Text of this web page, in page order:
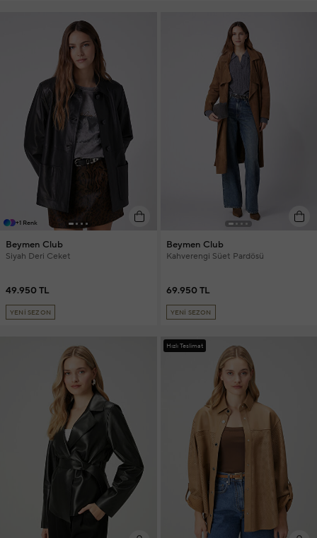
+1 Renk
Beymen Club
Siyah Deri Ceket
49.950 TL
YENİ SEZON
Beymen Club
Kahverengi Süet Pardösü
69.950 TL
YENİ SEZON
Hızlı Teslimat